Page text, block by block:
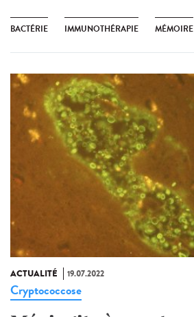
BACTÉRIE IMMUNOTHÉRAPIE MÉMOIRE
ACTUALITÉ 19.07.2022
Cryptococcose